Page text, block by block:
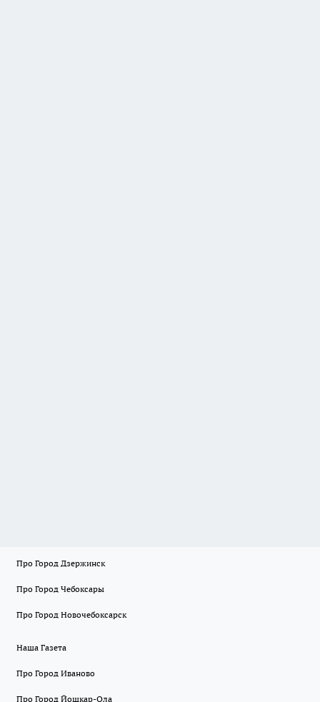
Про Город Дзержинск
Про Город Чебоксары
Про Город Новочебоксарск
Наша Газета
Про Город Иваново
Про Город Йошкар-Ола